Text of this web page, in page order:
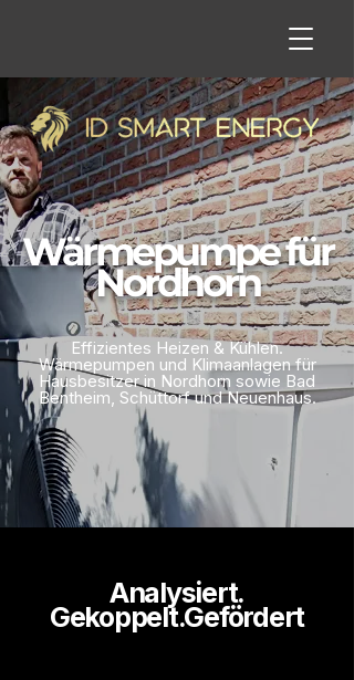
Wärmepumpe für
Nordhorn
Effizientes Heizen & Kühlen.
Wärmepumpen und Klimaanlagen für
Hausbesitzer in Nordhorn sowie Bad
Bentheim, Schüttorf und Neuenhaus.
Analysiert.
Gekoppelt.Gefördert